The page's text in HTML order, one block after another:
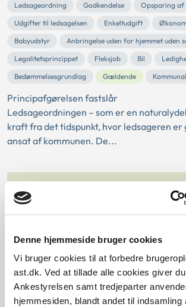
Denne hjemmeside bruger cookies
Vi bruger cookies til at forbedre
ast.dk. Ved at tillade alle cookies giver
Ankestyrelsen samt tredjeparter
hjemmesiden, blandt andet til indsamling
Ledsageordning
Godkendelse
Opsparing af
Udgifter til ledsagelsen
Enkeltudgift
Babyudstyr
Anbringelse uden for hjemmet uden
Legalitetsprincippet
Fleksjob Bil
Bedømmelsesgrundlag
Gældende Kommunal
Principafgørelsen fastslår
Ledsageordningen – som er en
kraft fra det tidspunkt, hvor ledsageren er
ansat af kommunen. De...
Søgning
Klik på "Vis kun eksakte resultater"
for præcise søgeresultater.